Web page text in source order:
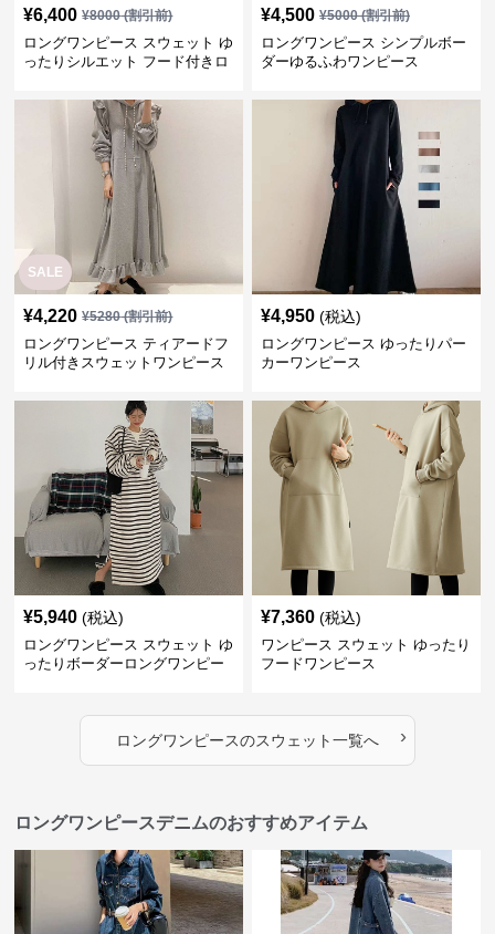
¥6,400 ¥8000(割引前)
ロングワンピース スウェット ゆ
ったりシルエット フード付きロ
¥4,500 ¥5000(割引前)
ロングワンピース シンプルボー
ダーゆるふわワンピース
SALE
¥4,220 ¥5280(割引前)
ロングワンピース ティアードフ
リル付きスウェットワンピース
¥4,950 (税込)
ロングワンピース ゆったりパー
カーワンピース
¥5,940 (税込)
ロングワンピース スウェット ゆ
ったりボーダーロングワンピー
¥7,360 (税込)
ワンピース スウェット ゆったり
フードワンピース
ロングワンピースのスウェット一覧へ ›
ロングワンピースデニムのおすすめアイテム